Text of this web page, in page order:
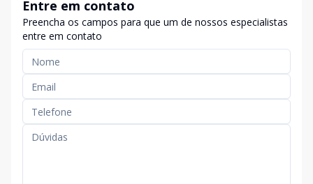
Entre em contato
Preencha os campos para que um de nossos especialistas
entre em contato